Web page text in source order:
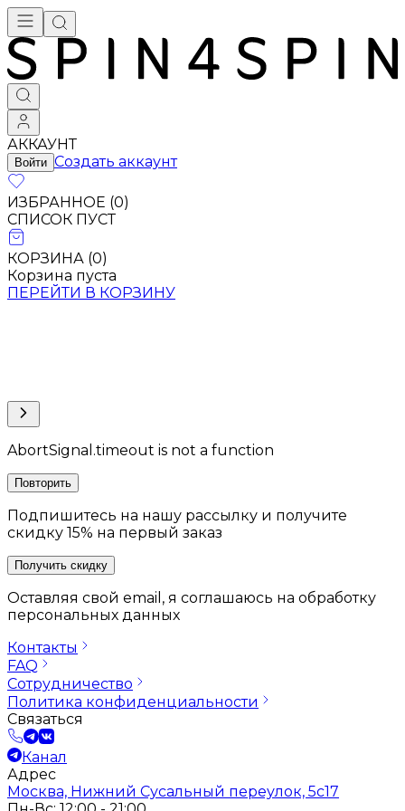
АККАУНТ
Войти Создать аккаунт
ИЗБРАННОЕ (0)
СПИСОК ПУСТ
КОРЗИНА (0)
Корзина пуста
ПЕРЕЙТИ В КОРЗИНУ
AbortSignal.timeout is not a function
Повторить
Подпишитесь на нашу рассылку и получите
скидку 15% на первый заказ
Получить скидку
Оставляя свой email, я соглашаюсь на обработку
персональных данных
Контакты
FAQ
Сотрудничество
Политика конфиденциальности
Связаться
Канал
Адрес
Москва, Нижний Сусальный переулок, 5с17